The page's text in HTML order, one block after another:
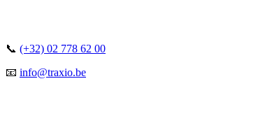
📞 (+32) 02 778 62 00
📧 info@traxio.be